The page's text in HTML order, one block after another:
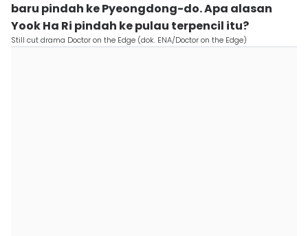
baru pindah ke Pyeongdong-do. Apa alasan
Yook Ha Ri pindah ke pulau terpencil itu?
Still cut drama Doctor on the Edge (dok. ENA/Doctor on the Edge)